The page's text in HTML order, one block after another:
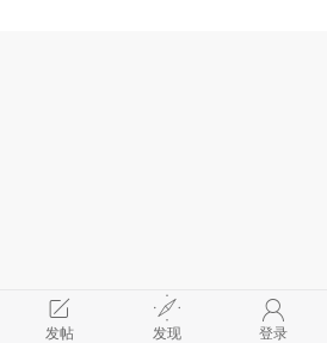
发帖 发现 登录